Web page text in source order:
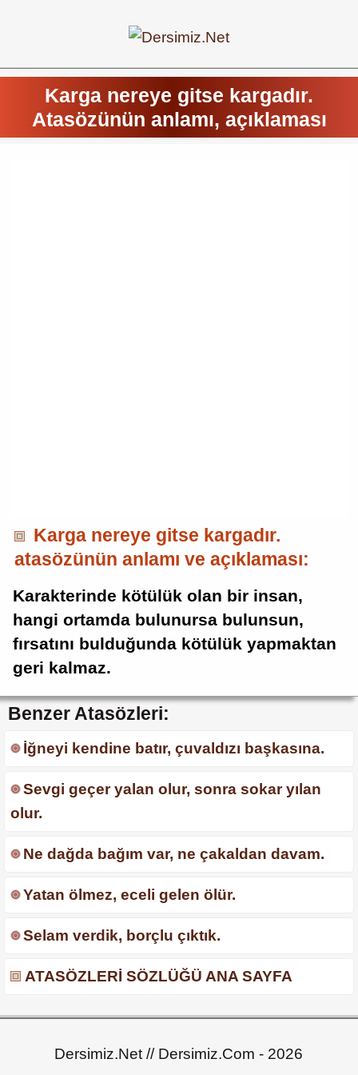
Karga nereye gitse kargadır.
Atasözünün anlamı, açıklaması
Karga nereye gitse kargadır.
atasözünün anlamı ve açıklaması:
Karakterinde kötülük olan bir insan,
hangi ortamda bulunursa bulunsun,
fırsatını bulduğunda kötülük yapmaktan
geri kalmaz.
Benzer Atasözleri:
İğneyi kendine batır, çuvaldızı başkasına.
Sevgi geçer yalan olur, sonra sokar yılan
olur.
Ne dağda bağım var, ne çakaldan davam.
Yatan ölmez, eceli gelen ölür.
Selam verdik, borçlu çıktık.
ATASÖZLERİ SÖZLÜĞÜ ANA SAYFA
Dersimiz.Net // Dersimiz.Com - 2026